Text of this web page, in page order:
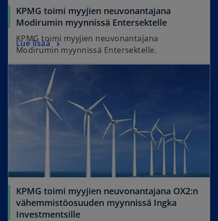
KPMG toimi myyjien neuvonantajana
Modirumin myynnissä Entersektelle
KPMG toimi myyjien neuvonantajana
Modirumin myynnissä Entersektelle.
Lue lisää
KPMG toimi myyjien neuvonantajana OX2:n
vähemmistöosuuden myynnissä Ingka
Investmentsille